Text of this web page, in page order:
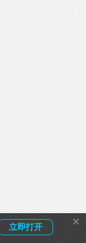
立即打开 ×